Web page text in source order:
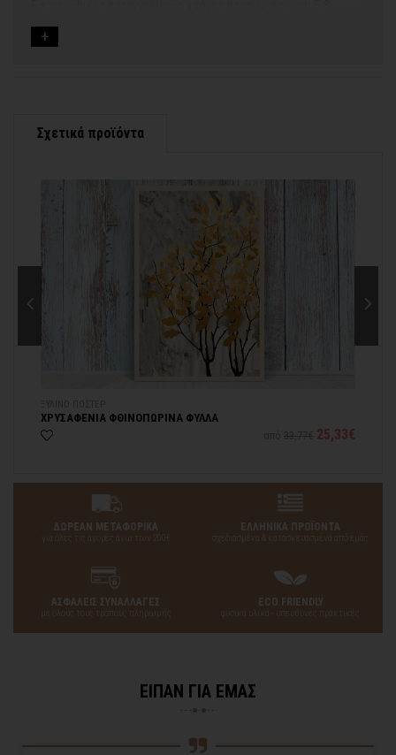
Εφόσον επιλέξετε να προσθέσετε και διακοσμητική κορνίζα
λίγος περισσότερος χρόνος για να παραδοθεί.
Μπορείτε πάντα να επικοινωνείτε μαζί μας για περισσότερες
info@thinkart.gr
Σχετικά προϊόντα
ΧΡΥΣΑΦΕΝΙΑ ΦΘΙΝΟΠΩΡΙΝΑ ΦΥΛΛΑ
25,33€
ΔΩΡΕΑΝ ΜΕΤΑΦΟΡΙΚΑ
για όλες τις αγορές άνω των 200€
ΕΛΛΗΝΙΚΑ ΠΡΟΪΟΝΤΑ
σχεδιασμένα & κατασκευασμένα από εμάς
ΑΣΦΑΛΕΙΣ ΣΥΝΑΛΛΑΓΕΣ
με όλους τους τρόπους πληρωμής
ECO FRIENDLY
φυσικά υλικά - υπεύθυνες πρακτικές
ΕΙΠΑΝ ΓΙΑ ΕΜΑΣ